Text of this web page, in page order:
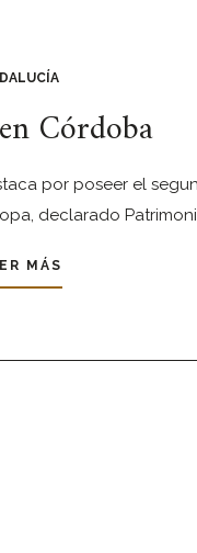
Córdoba
por poseer el
declarado
MÁS